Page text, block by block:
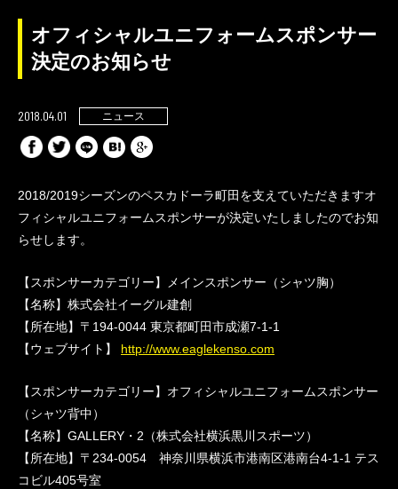
オフィシャルユニフォームスポンサー
決定のお知らせ
2018.04.01 ニュース
2018/2019シーズンのペスカドーラ町田を支えていただきますオ
フィシャルユニフォームスポンサーが決定いたしましたのでお知
らせします。
【スポンサーカテゴリー】メインスポンサー（シャツ胸）
【名称】株式会社イーグル建創
【所在地】〒194-0044 東京都町田市成瀬7-1-1
【ウェブサイト】 http://www.eaglekenso.com
【スポンサーカテゴリー】オフィシャルユニフォームスポンサー
（シャツ背中）
【名称】GALLERY・2（株式会社横浜黒川スポーツ）
【所在地】〒234-0054 神奈川県横浜市港南区港南台4-1-1 テス
コビル405号室